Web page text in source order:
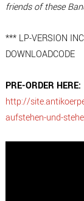
friends of these
*** LP-VERSION
DOWNLOADCODE
PRE-ORDER HERE:
http://
aufstehen-und-